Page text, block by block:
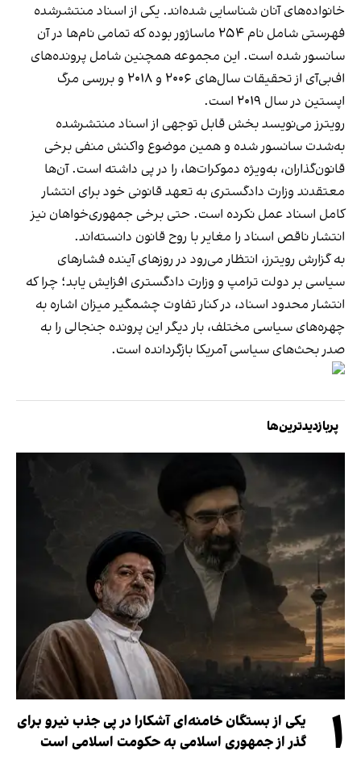
خانواده‌های آنان شناسایی شده‌اند. یکی از اسناد منتشرشده
فهرستی شامل نام ۲۵۴ ماساژور بوده که تمامی نام‌ها در آن
سانسور شده است. این مجموعه همچنین شامل پرونده‌های
اف‌بی‌آی از تحقیقات سال‌های ۲۰۰۶ و ۲۰۱۸ و بررسی مرگ
اپستین در سال ۲۰۱۹ است.
رویترز می‌نویسد بخش قابل توجهی از اسناد منتشرشده
به‌شدت سانسور شده و همین موضوع واکنش منفی برخی
قانون‌گذاران، به‌ویژه دموکرات‌ها، را در پی داشته است. آن‌ها
معتقدند وزارت دادگستری به تعهد قانونی خود برای انتشار
کامل اسناد عمل نکرده است. حتی برخی جمهوری‌خواهان نیز
انتشار ناقص اسناد را مغایر با روح قانون دانسته‌اند.
به گزارش رویترز، انتظار می‌رود در روزهای آینده فشارهای
سیاسی بر دولت ترامپ و وزارت دادگستری افزایش یابد؛ چرا که
انتشار محدود اسناد، در کنار تفاوت چشمگیر میزان اشاره به
چهره‌های سیاسی مختلف، بار دیگر این پرونده جنجالی را به
صدر بحث‌های سیاسی آمریکا بازگردانده است.
پربازدیدترین‌ها
۱
یکی از بستگان خامنه‌ای آشکارا در پی جذب نیرو برای
گذر از جمهوری اسلامی به حکومت اسلامی است